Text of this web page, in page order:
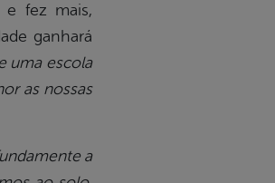
e fez mais,
ganhará
uma escola
as nossas
a